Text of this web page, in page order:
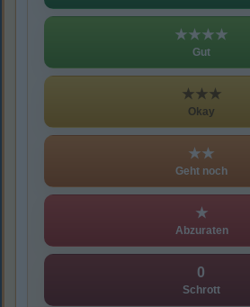
★★★★
Gut
★★★
Okay
★★
Geht noch
★
Abzuraten
0
Schrott